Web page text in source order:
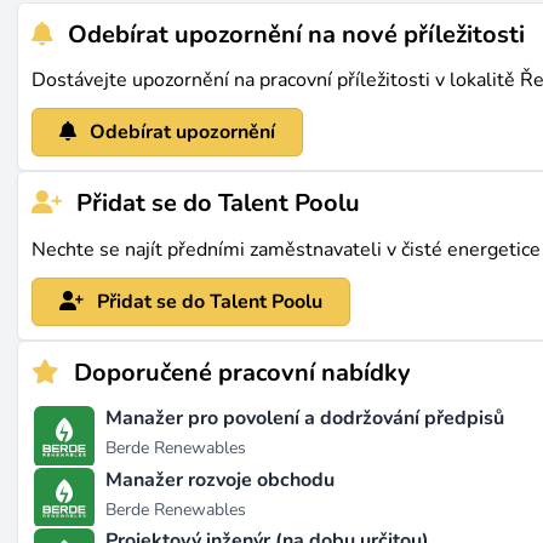
Odebírat upozornění na nové příležitosti
Dostávejte upozornění na pracovní příležitosti v lokalitě
Odebírat upozornění
Přidat se do Talent Poolu
Nechte se najít předními zaměstnavateli v čisté energetice
Přidat se do Talent Poolu
Doporučené pracovní nabídky
Manažer pro povolení a dodržování předpisů
Berde Renewables
Manažer rozvoje obchodu
Berde Renewables